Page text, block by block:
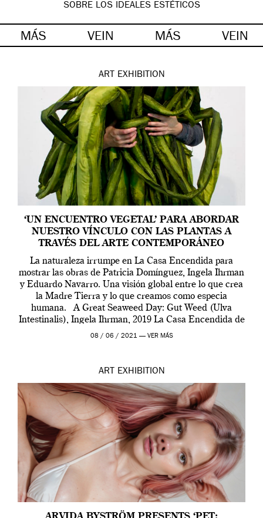
SOBRE LOS IDEALES ESTÉTICOS
MÁS VEIN MÁS VEIN
ART EXHIBITION
‘UN ENCUENTRO VEGETAL’ PARA ABORDAR
NUESTRO VÍNCULO CON LAS PLANTAS A
TRAVÉS DEL ARTE CONTEMPORÁNEO
La naturaleza irrumpe en La Casa Encendida para
mostrar las obras de Patricia Domínguez, Ingela Ihrman
y Eduardo Navarro. Una visión global entre lo que crea
la Madre Tierra y lo que creamos como especia
humana. A Great Seaweed Day: Gut Weed (Ulva
Intestinalis), Ingela Ihrman, 2019 La Casa Encendida de
Madrid y la Wellcome […]
08 / 06 / 2021 — VER MÁS
ART EXHIBITION